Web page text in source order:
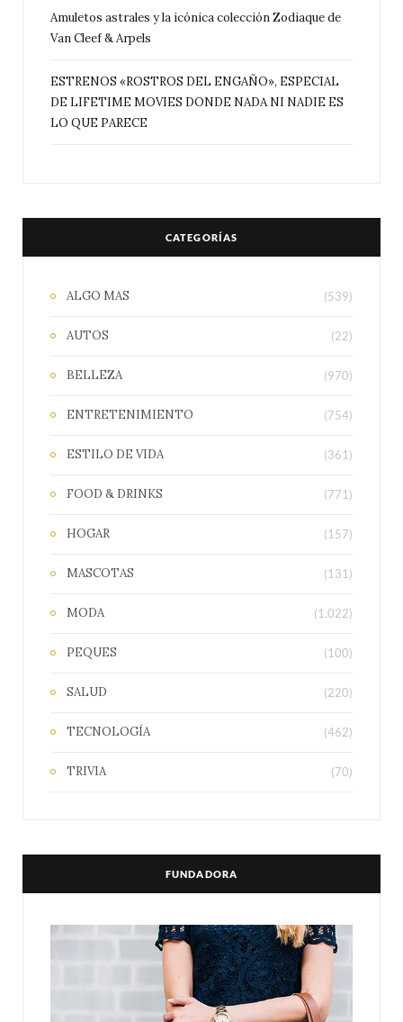
Amuletos astrales y la icónica colección Zodiaque de
Van Cleef & Arpels
ESTRENOS «ROSTROS DEL ENGAÑO», ESPECIAL
DE LIFETIME MOVIES DONDE NADA NI NADIE ES
LO QUE PARECE
CATEGORÍAS
ALGO MAS (539)
AUTOS (22)
BELLEZA (970)
ENTRETENIMIENTO (754)
ESTILO DE VIDA (361)
FOOD & DRINKS (771)
HOGAR (157)
MASCOTAS (131)
MODA (1.022)
PEQUES (100)
SALUD (220)
TECNOLOGÍA (462)
TRIVIA (70)
FUNDADORA